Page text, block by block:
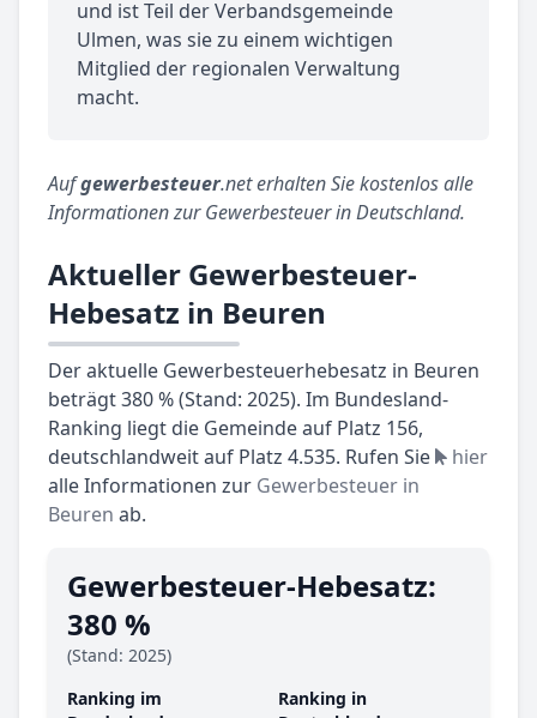
und ist Teil der Verbandsgemeinde
Ulmen, was sie zu einem wichtigen
Mitglied der regionalen Verwaltung
macht.
Aufgewerbesteuer.net erhalten Sie kostenlos alle
Informationen zur Gewerbesteuer in Deutschland.
Aktueller Gewerbesteuer-
Hebesatz in Beuren
Der aktuelle Gewerbesteuerhebesatz in Beuren
beträgt 380 % (Stand: 2025). Im Bundesland-
Ranking liegt die Gemeinde auf Platz 156,
deutschlandweit auf Platz 4.535. Rufen Sie
hier
alle Informationen zur Gewerbesteuer in
Beuren ab.
Gewerbesteuer-Hebesatz:
380 %
(Stand: 2025)
Ranking im
Ranking in